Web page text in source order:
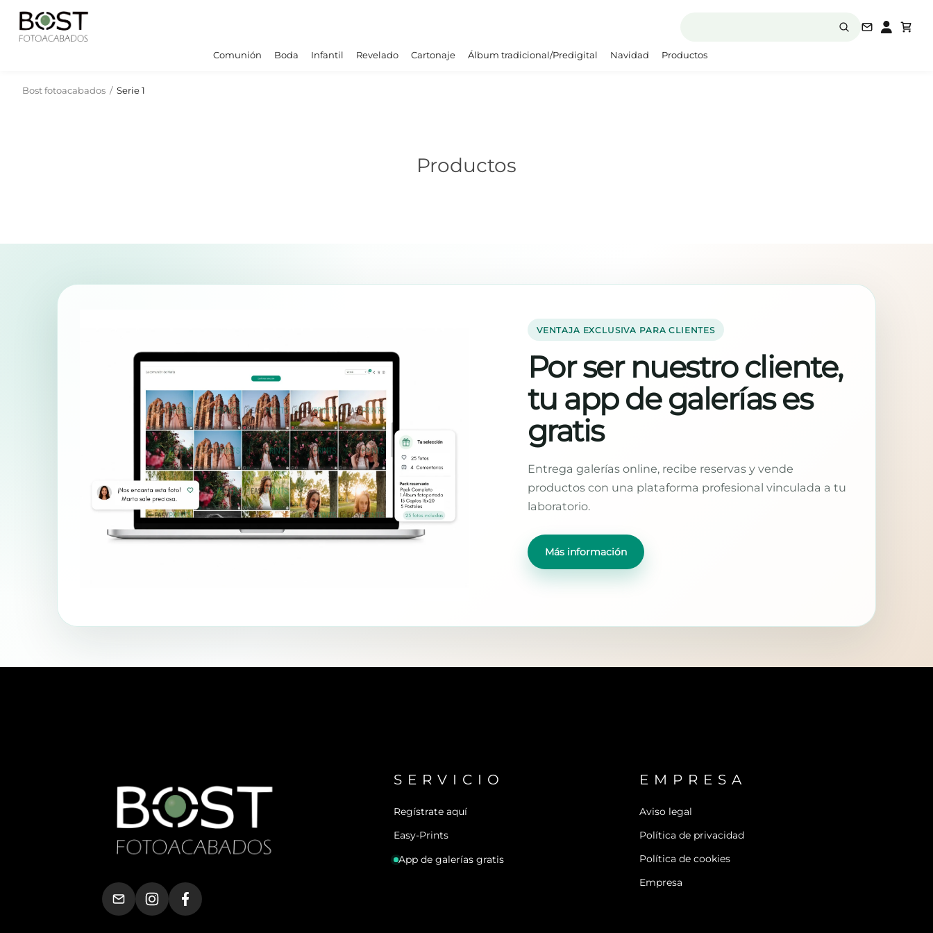
Comunión Boda Infantil Revelado Cartonaje Álbum tradicional/Predigital Navidad Productos
Bost fotoacabados / Serie 1
Productos
VENTAJA EXCLUSIVA PARA CLIENTES
Por ser nuestro cliente,
tu app de galerías es
gratis
Entrega galerías online, recibe reservas y vende
productos con una plataforma profesional vinculada a tu
laboratorio.
Más información
SERVICIO
Regístrate aquí
Easy-Prints
App de galerías gratis
EMPRESA
Aviso legal
Política de privacidad
Política de cookies
Empresa